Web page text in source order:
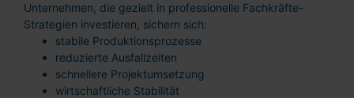
Unternehmen, die gezielt in professionelle Fachkräfte-
Strategien investieren, sichern sich:
stabile Produktionsprozesse
reduzierte Ausfallzeiten
schnellere Projektumsetzung
wirtschaftliche Stabilität